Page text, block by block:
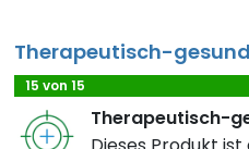
Therapeutisch-
15 von 15
Therapeutisch-